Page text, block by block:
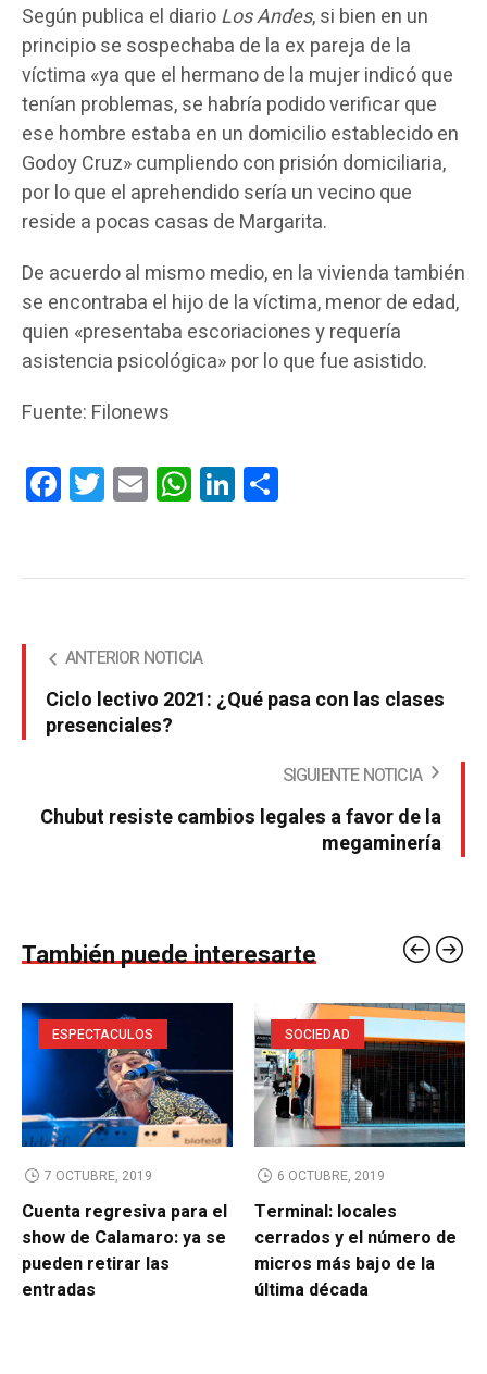
Según publica el diarioLos Andes, si bien en un
principio se sospechaba de la ex pareja de la
víctima «ya que el hermano de la mujer indicó que
tenían problemas, se habría podido verificar que
ese hombre estaba en un domicilio establecido en
Godoy Cruz» cumpliendo con prisión domiciliaria,
por lo que el aprehendido sería un vecino que
reside a pocas casas de Margarita.
De acuerdo al mismo medio, en la vivienda también
se encontraba el hijo de la víctima, menor de edad,
quien «presentaba escoriaciones y requería
asistencia psicológica» por lo que fue asistido.
Fuente: Filonews
FacebookTwitterEmail WhatsAppLinkedIn
ANTERIOR NOTICIA
Ciclo lectivo 2021: ¿Qué pasa con las clases
presenciales?
SIGUIENTE NOTICIA
Chubut resiste cambios legales a favor de la
megaminería
También puede interesarte
ESPECTACULOS
7 OCTUBRE, 2019
Cuenta regresiva para el
show de Calamaro: ya se
pueden retirar las
entradas
SOCIEDAD
6 OCTUBRE, 2019
Terminal: locales
cerrados y el número de
micros más bajo de la
última década